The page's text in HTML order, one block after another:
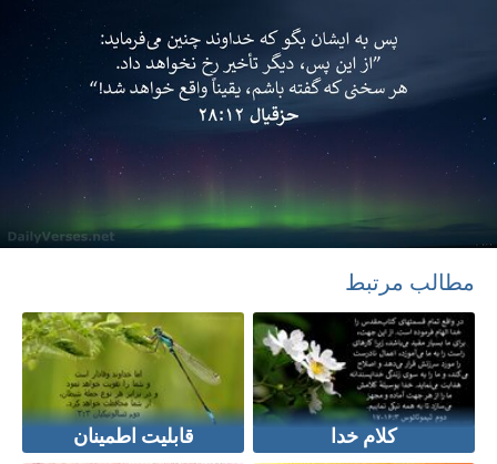
مطالب مرتبط
کلام خدا قابلیت اطمینان